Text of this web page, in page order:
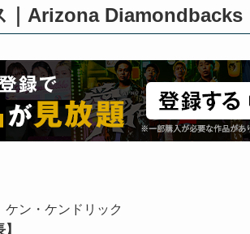
｜Arizona Diamondbacks
ケン・ケンドリック